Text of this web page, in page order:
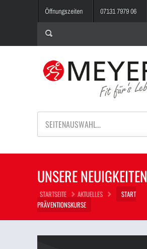
Öffnungszeiten 07131 7979 06
SEITENAUSWAHL...
UNSERE NEUIGKEITEN
STARTSEITE AKTUELLES
START
PRÄVENTIONSKURSE